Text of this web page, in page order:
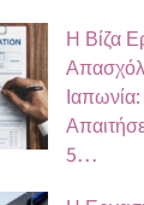
Η Βίζα
Ιαπωνία:
5…